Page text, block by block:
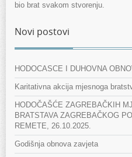
bio brat svakom stvorenju.
Novi postovi
HODOCASCE I DUHOVNA
Karitativna akcija mjesnoga
HODOČAŠĆE ZAGREBAČKIH
BRATSTAVA ZAGREBAČKOG
REMETE, 26.10.2025.
Godišnja obnova zavjeta